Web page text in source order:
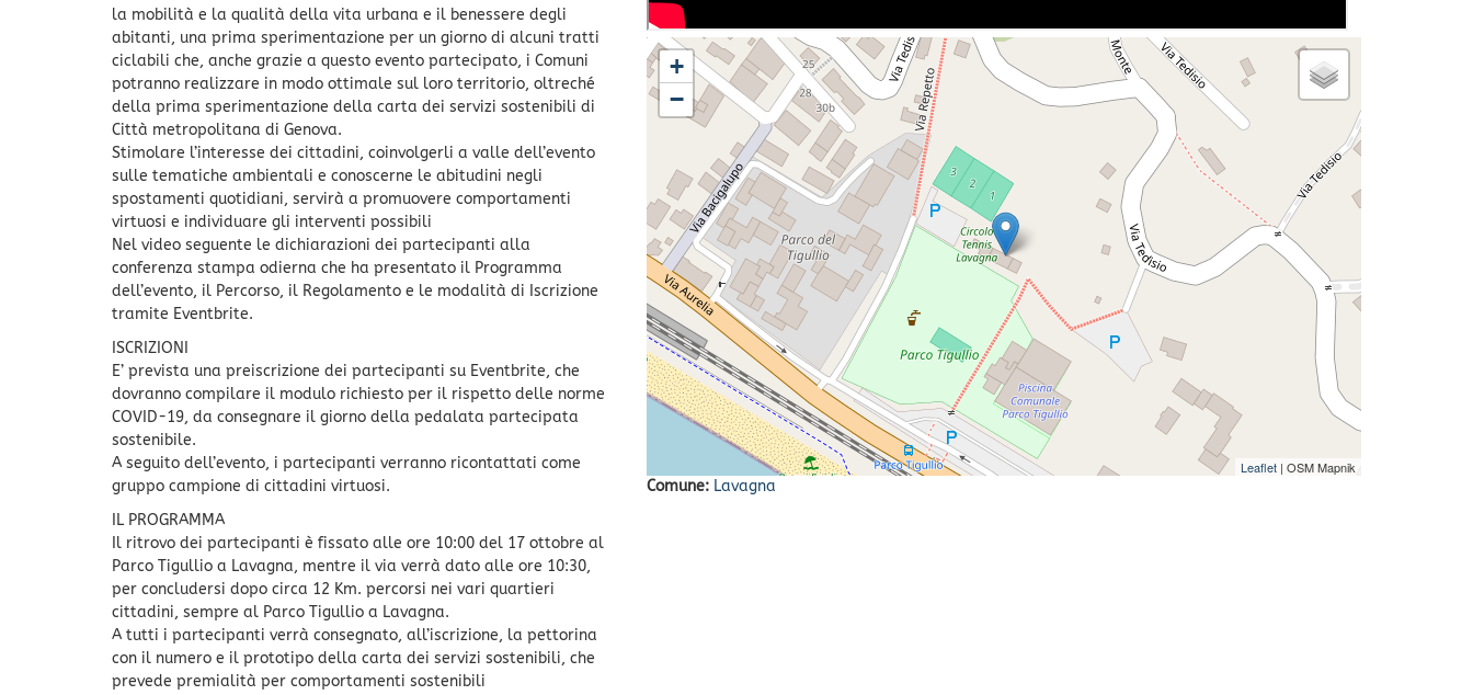
la mobilità e la qualità della vita urbana e il benessere degli
abitanti, una prima sperimentazione per un giorno di alcuni tratti
ciclabili che, anche grazie a questo evento partecipato, i Comuni
potranno realizzare in modo ottimale sul loro territorio, oltreché
della prima sperimentazione della carta dei servizi sostenibili di
Città metropolitana di Genova.
Stimolare l’interesse dei cittadini, coinvolgerli a valle dell’evento
sulle tematiche ambientali e conoscerne le abitudini negli
spostamenti quotidiani, servirà a promuovere comportamenti
virtuosi e individuare gli interventi possibili
Nel video seguente le dichiarazioni dei partecipanti alla
conferenza stampa odierna che ha presentato il Programma
dell’evento, il Percorso, il Regolamento e le modalità di Iscrizione
tramite Eventbrite.
ISCRIZIONI
E’ prevista una preiscrizione dei partecipanti su Eventbrite, che
dovranno compilare il modulo richiesto per il rispetto delle norme
COVID-19, da consegnare il giorno della pedalata partecipata
sostenibile.
A seguito dell’evento, i partecipanti verranno ricontattati come
gruppo campione di cittadini virtuosi.
IL PROGRAMMA
Il ritrovo dei partecipanti è fissato alle ore 10:00 del 17 ottobre al
Parco Tigullio a Lavagna, mentre il via verrà dato alle ore 10:30,
per concludersi dopo circa 12 Km. percorsi nei vari quartieri
cittadini, sempre al Parco Tigullio a Lavagna.
A tutti i partecipanti verrà consegnato, all’iscrizione, la pettorina
con il numero e il prototipo della carta dei servizi sostenibili, che
prevede premialità per comportamenti sostenibili
+
−
Leaflet | OSM Mapnik
Comune: Lavagna